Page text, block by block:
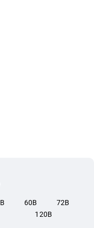
В 60В 72В
120В